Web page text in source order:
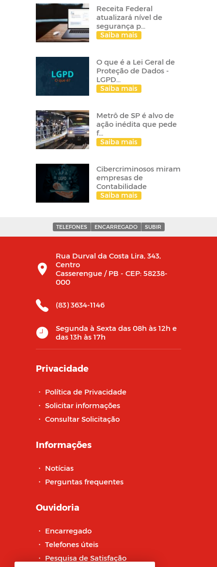
Receita Federal
atualizará nível de
segurança p...
Saiba mais
O que é a Lei Geral de
Proteção de Dados -
LGPD...
Saiba mais
Metrô de SP é alvo de
ação inédita que pede
f...
Saiba mais
Cibercriminosos miram
empresas de
Contabilidade
Saiba mais
TELEFONES ENCARREGADO SUBIR
Rua Durval da Costa Lira, 343,
Centro
Casserengue / PB - CEP: 58238-
000
(83) 3634-1146
Segunda à Sexta das 08h às 12h e
das 13h às 17h
Privacidade
・ Política de Privacidade
・ Solicitar informações
・ Consultar Solicitação
Informações
・ Notícias
・ Perguntas frequentes
Ouvidoria
・ Encarregado
・ Telefones úteis
・ Pesquisa de Satisfação